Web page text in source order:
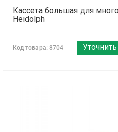
Кассета большая для
Heidolph
Код товара: 8704